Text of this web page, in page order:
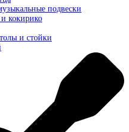
подвески
кокирико
и стойки